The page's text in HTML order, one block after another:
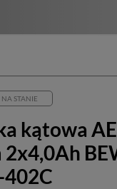
STANIE
kątowa